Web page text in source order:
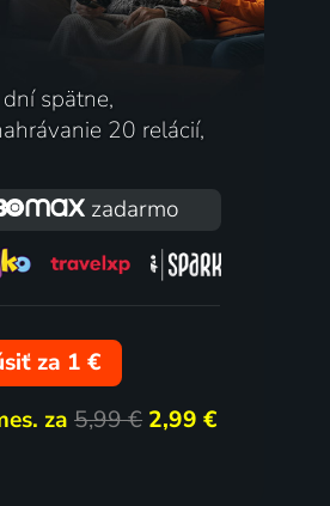
dní spätne,
20 relácií,
zadarmo
za 1 €
za5,99 € 2,99 €